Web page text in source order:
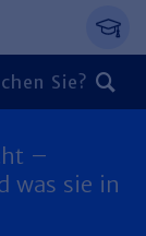
zur
–
was sie in